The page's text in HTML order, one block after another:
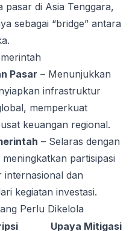
pasar di Asia Tenggara,
sebagai “bridge” antara
Pasar – Menunjukkan
infrastruktur
memperkuat
keuangan regional.
– Selaras dengan
partisipasi
internasional dan
kegiatan investasi.
Perlu Dikelola
Upaya Mitigasi